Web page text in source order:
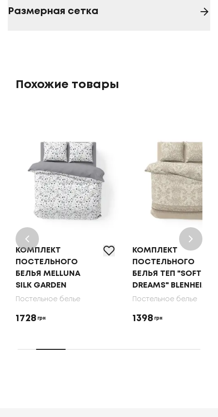
Размерная сетка
Похожие товары
КОМПЛЕКТ
ПОСТЕЛЬНОГО
БЕЛЬЯ MELLUNA
SILK GARDEN
Постельное белье
1728 грн
КОМПЛЕКТ
ПОСТЕЛЬНОГО
БЕЛЬЯ ТЕП "SOFT
DREAMS" BLENHEIM
Постельное белье
1398 грн